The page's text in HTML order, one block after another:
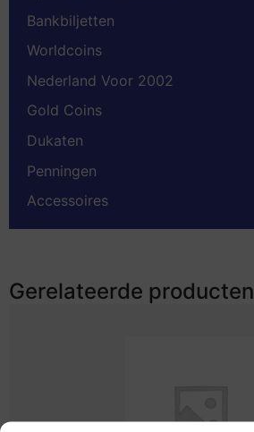
Bankbiljetten
Worldcoins
Nederland Voor 2002
Gold Coins
Dukaten
Penningen
Accessoires
Gerelateerde producten